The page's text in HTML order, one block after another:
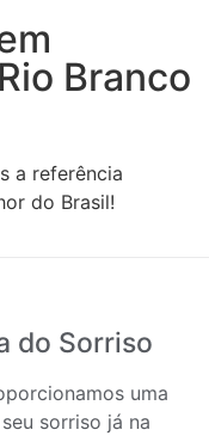
Branco
a referência
do Brasil!
do Sorriso
uma
sorriso já na